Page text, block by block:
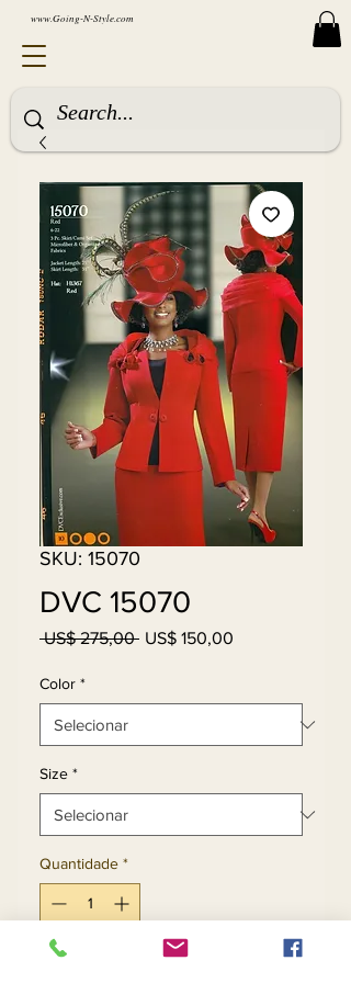
www.Going-N-Style.com
SKU: 15070
DVC 15070
US$ 275,00 Preço
US$ 150,00
Color *
Size *
Quantidade *